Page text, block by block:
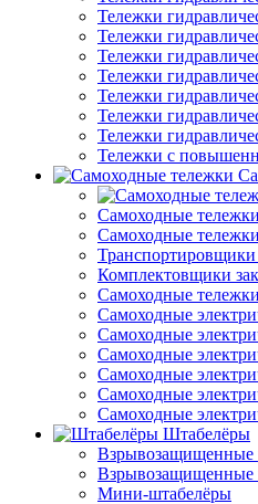
Тележки
Тележки
Тележки
Тележки
Тележки
Тележки
Тележки
Тележки с
Самоходные
Самоходные
Транспортировщики
Комплектовщики
Самоходные
Самоходные
Самоходные
Самоходные
Самоходные
Самоходные
Самоходные
Штабелёры
Взрывозащищенные
Взрывозащищенные
Мини-штабелёры